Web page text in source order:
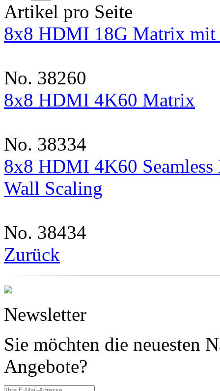
Artikel pro Seite
8x8 HDMI 18G Matrix mit
No. 38260
8x8 HDMI 4K60 Matrix
No. 38334
8x8 HDMI 4K60
Wall Scaling
No. 38434
Zurück
Newsletter
Sie möchten die neuesten
Angebote?